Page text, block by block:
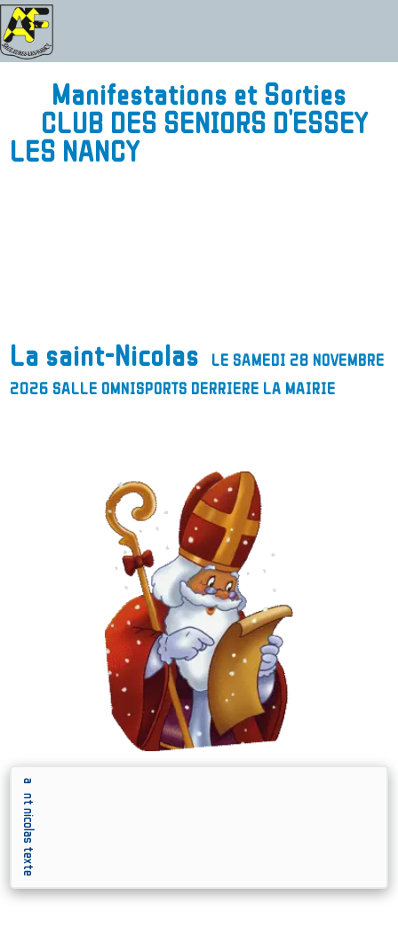
Manifestations et Sorties
CLUB DES SENIORS D'ESSEY
LES NANCY
La saint-Nicolas
LE SAMEDI 28 NOVEMBRE
2026 SALLE OMNISPORTS DERRIERE LA MAIRIE
a
nt nicolas texte